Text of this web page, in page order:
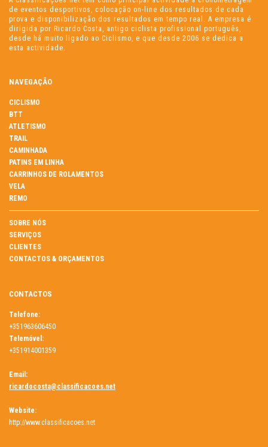
de eventos desportivos, colocação on-line dos resultados de cada
prova e disponibilização dos resultados em tempo real. A empresa é
dirigida por Ricardo Costa, antigo ciclista profissional português,
desde há muito ligado ao Ciclismo, e que desde 2006 se dedica a
esta actividade.
NAVEGAÇÃO
CICLISMO
BTT
ATLETISMO
TRAIL
CAMINHADA
PATINS EM LINHA
CARRINHOS DE ROLAMENTOS
VELA
REMO
SOBRE NÓS
SERVIÇOS
CLIENTES
CONTACTOS & ORÇAMENTOS
CONTACTOS
Telefone:
+351963606450
Telemóvel:
+351914001359
Email:
ricardocosta@classificacoes.net
Website:
http://www.classificacoes.net